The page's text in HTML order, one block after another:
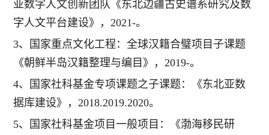
亚数字人文创新团队《东北边疆古史谱系研究及数
字人文平台建设》，2021-。
3、国家重点文化工程：全球汉籍合璧项目子课题
《朝鲜半岛汉籍整理与编目》，2019-。
4、国家社科基金专项课题之子课题：《东北亚数
据库建设》，2018.2019.2020。
5、国家社科基金项目一般项目：《渤海移民研